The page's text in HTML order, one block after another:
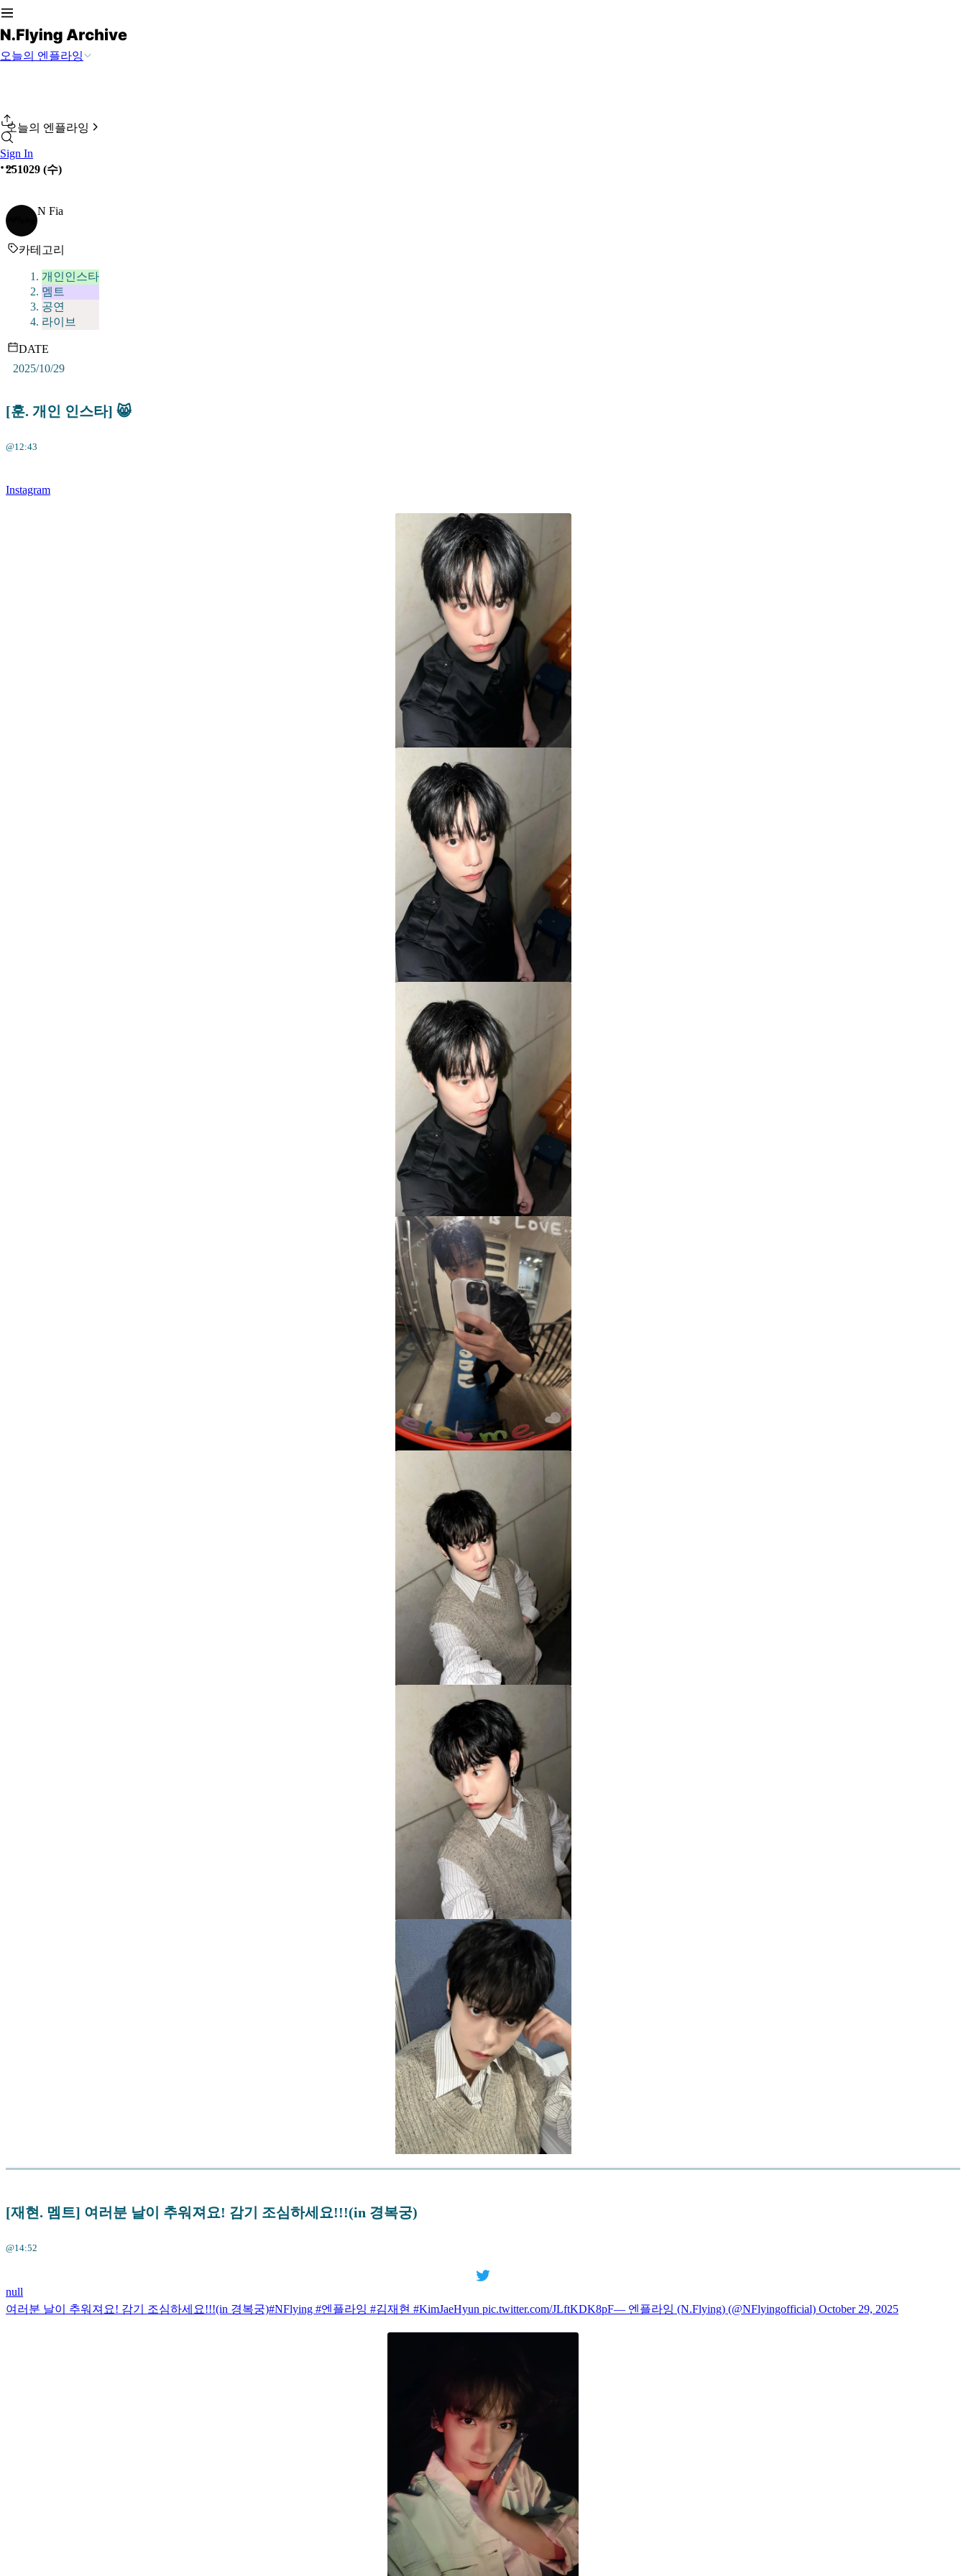
오늘의 엔플라잉
Sign In
오늘의 엔플라잉
251029 (수)
N Fia
카테고리
개인인스타
멤트
공연
라이브
DATE
2025/10/29
[훈. 개인 인스타] 😸
@12:43
Instagram
[재현. 멤트] 여러분 날이 추워져요! 감기 조심하세요!!!(in 경복궁)
@14:52
null
여러분 날이 추워져요! 감기 조심하세요!!!(in 경복궁)#NFlying #엔플라잉 #김재현 #KimJaeHyun pic.twitter.com/JLftKDK8pF— 엔플라잉 (N.Flying) (@NFlyingofficial) October 29, 2025